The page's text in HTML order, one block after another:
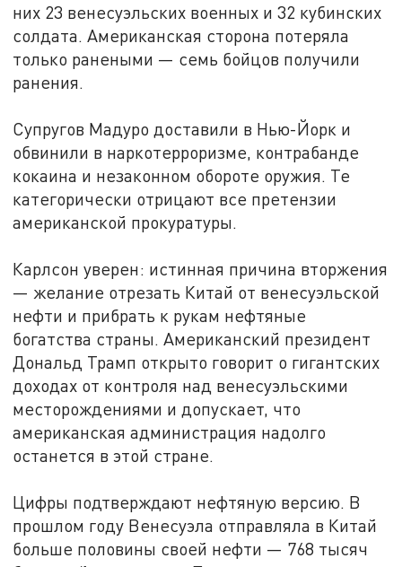
них 23 венесуэльских военных и 32 кубинских
солдата. Американская сторона потеряла
только ранеными — семь бойцов получили
ранения.
Супругов Мадуро доставили в Нью-Йорк и
обвинили в наркотерроризме, контрабанде
кокаина и незаконном обороте оружия. Те
категорически отрицают все претензии
американской прокуратуры.
Карлсон уверен: истинная причина вторжения
— желание отрезать Китай от венесуэльской
нефти и прибрать к рукам нефтяные
богатства страны. Американский президент
Дональд Трамп открыто говорит о гигантских
доходах от контроля над венесуэльскими
месторождениями и допускает, что
американская администрация надолго
останется в этой стране.
Цифры подтверждают нефтяную версию. В
прошлом году Венесуэла отправляла в Китай
больше половины своей нефти — 768 тысяч